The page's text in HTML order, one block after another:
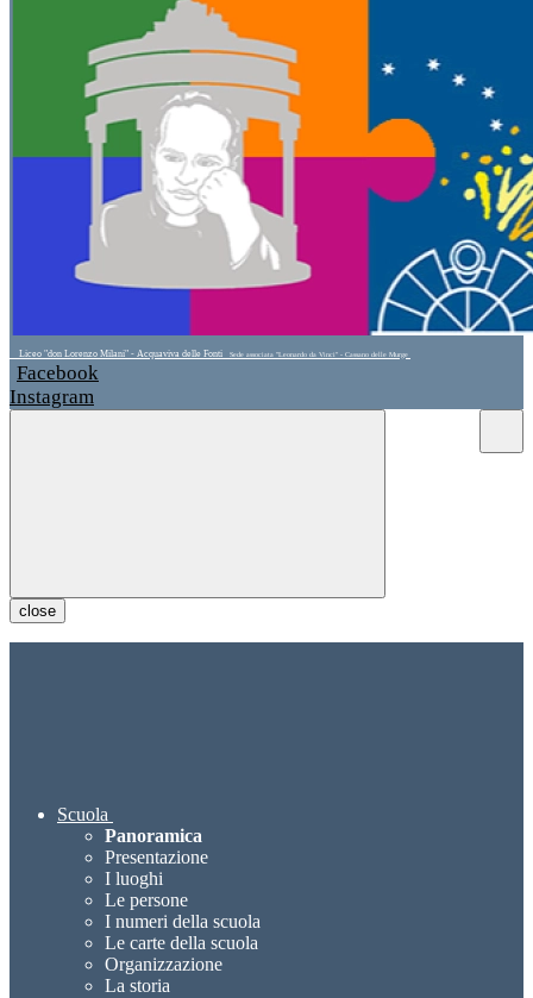
Liceo "don Lorenzo Milani" - Acquaviva delle Fonti Sede associata "Leonardo da Vinci" - Cassano delle Murge
Facebook
Instagram
close
Scuola
Panoramica
Presentazione
I luoghi
Le persone
I numeri della scuola
Le carte della scuola
Organizzazione
La storia